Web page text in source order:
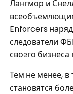
Лангмор и
Enforcers
следователи
своего
Тем не менее, в
становятся